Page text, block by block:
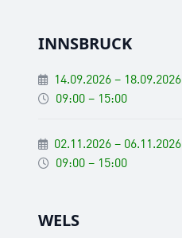
INNSBRUCK
14.09.2026 – 18.09.2026
09:00 – 15:00
02.11.2026 – 06.11.2026
09:00 – 15:00
WELS